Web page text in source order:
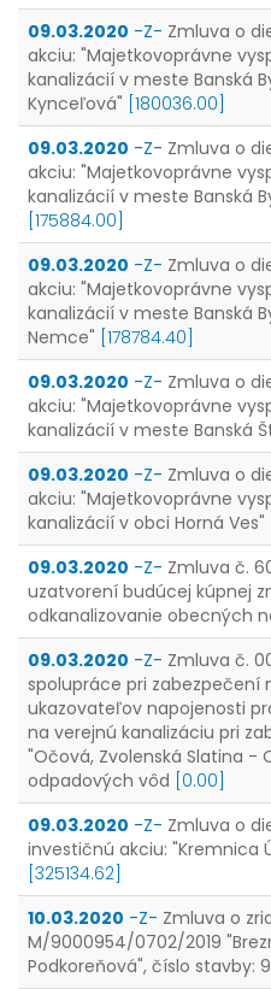
09.03.2020 -Z- Zmluva o
akciu: "Majetkovoprávne
kanalizácií v meste Banská
Kynceľová" [180036.00]
09.03.2020 -Z- Zmluva o
akciu: "Majetkovoprávne
kanalizácií v meste Banská
[175884.00]
09.03.2020 -Z- Zmluva o
akciu: "Majetkovoprávne
kanalizácií v meste Banská
Nemce" [178784.40]
09.03.2020 -Z- Zmluva o
akciu: "Majetkovoprávne
kanalizácií v meste Banská
09.03.2020 -Z- Zmluva o
akciu: "Majetkovoprávne
kanalizácií v obci Horná Ves"
09.03.2020 -Z- Zmluva č.
uzatvorení budúcej kúpnej
odkanalizovanie obecných
09.03.2020 -Z- Zmluva č.
spolupráce pri
ukazovateľov napojenosti
na verejnú kanalizáciu pri
"Očová, Zvolenská Slatina -
odpadových vôd [0.00]
09.03.2020 -Z- Zmluva o
investičnú akciu: "Kremnica
[325134.62]
10.03.2020 -Z- Zmluva o
M/9000954/0702/2019
Podkoreňová", číslo stavby: